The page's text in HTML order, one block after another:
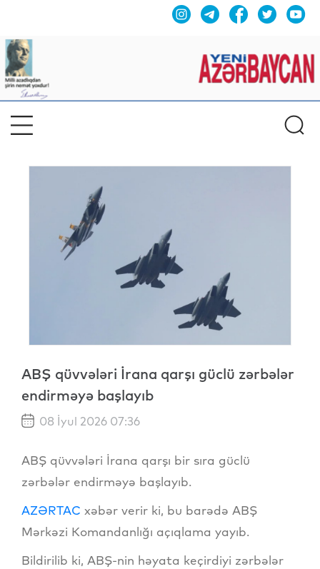
ABŞ qüvvələri İrana qarşı güclü zərbələr
endirməyə başlayıb
08 İyul 2026 07:36
ABŞ qüvvələri İrana qarşı bir sıra güclü
zərbələr endirməyə başlayıb.
AZƏRTAC xəbər verir ki, bu barədə ABŞ
Mərkəzi Komandanlığı açıqlama yayıb.
Bildirilib ki, ABŞ-nin həyata keçirdiyi zərbələr